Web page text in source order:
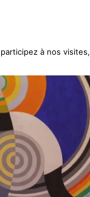
à nos visites,